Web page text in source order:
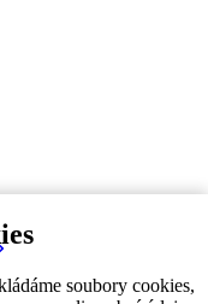
soubory cookies,